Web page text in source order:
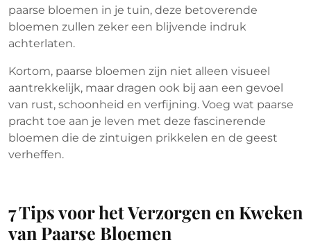
paarse bloemen in je tuin, deze betoverende
bloemen zullen zeker een blijvende indruk
achterlaten.
Kortom, paarse bloemen zijn niet alleen visueel
aantrekkelijk, maar dragen ook bij aan een gevoel
van rust, schoonheid en verfijning. Voeg wat paarse
pracht toe aan je leven met deze fascinerende
bloemen die de zintuigen prikkelen en de geest
verheffen.
7 Tips voor het Verzorgen en Kweken
van Paarse Bloemen